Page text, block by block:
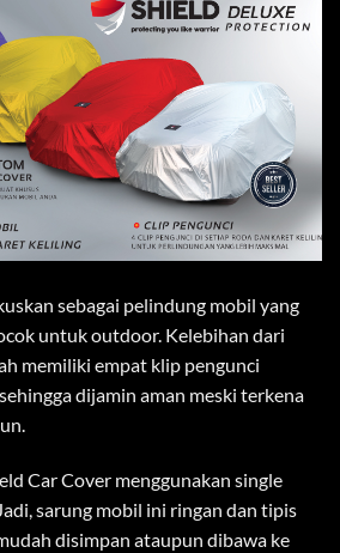
sebagai pelindung mobil yang
untuk outdoor. Kelebihan dari
memiliki empat klip pengunci
dijamin aman meski terkena
Car Cover menggunakan single
sarung mobil ini ringan dan tipis
disimpan ataupun dibawa ke